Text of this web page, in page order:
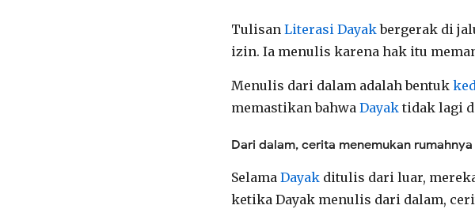
Tulisan Literasi Dayakbergerak di
izin. Ia menulis karena hak itu
Menulis dari dalam adalah bentuk
memastikan bahwa Dayak tidak lagi
Dari dalam, cerita menemukan rumahnya
Selama Dayak ditulis dari luar,
ketika Dayak menulis dari dalam,